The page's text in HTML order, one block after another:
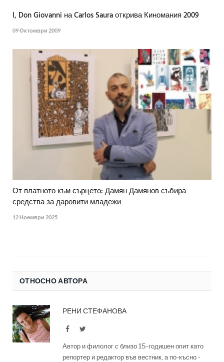
I, Don Giovanni на Carlos Saura открива Киномания 2009
09 Октомври 2009
От платното към сърцето: Дамян Дамянов събира
средства за даровити младежи
12 Ноември 2025
ОТНОСНО АВТОРА
РЕНИ СТЕФАНОВА
FacebookTwitter
Автор и филолог с близо 15-годишен опит като
репортер и редактор във вестник, а по-късно -